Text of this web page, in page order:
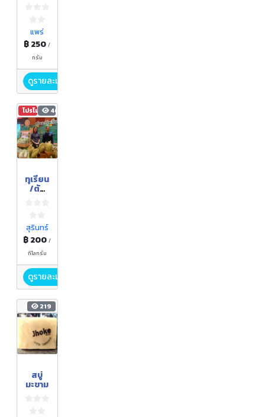
แพร่
฿ 250/
กรัม
ดูรายละเอียด
โปรโมชัน465
ทุเรียน
/ต้น
สุรินทร์
฿ 200/
กิโลกรัม
ดูรายละเอียด
219
สบู่
มะขาม